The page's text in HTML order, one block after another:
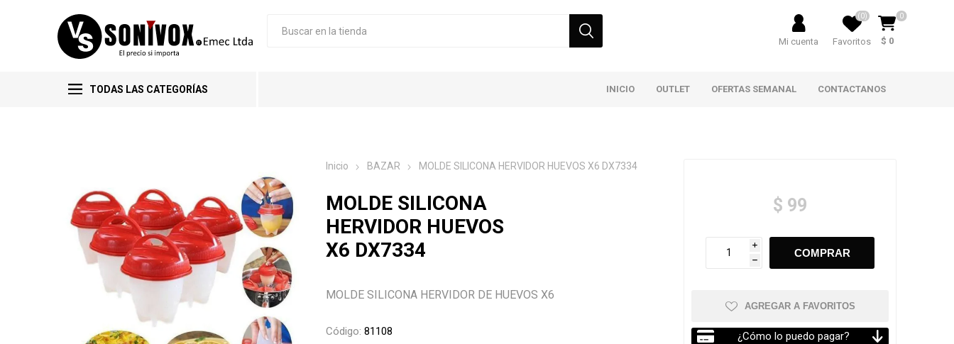
Mi cuenta Favoritos
(0) 0
$ 0
TODAS LAS CATEGORÍAS INICIO OUTLET OFERTAS SEMANAL CONTACTANOS
Inicio BAZAR MOLDE SILICONA HERVIDOR HUEVOS X6 DX7334
MOLDE SILICONA
HERVIDOR HUEVOS
X6 DX7334
MOLDE SILICONA HERVIDOR DE HUEVOS X6
Código: 81108
$ 99
i
h
AGREGAR A FAVORITOS
¿Cómo lo puedo pagar?